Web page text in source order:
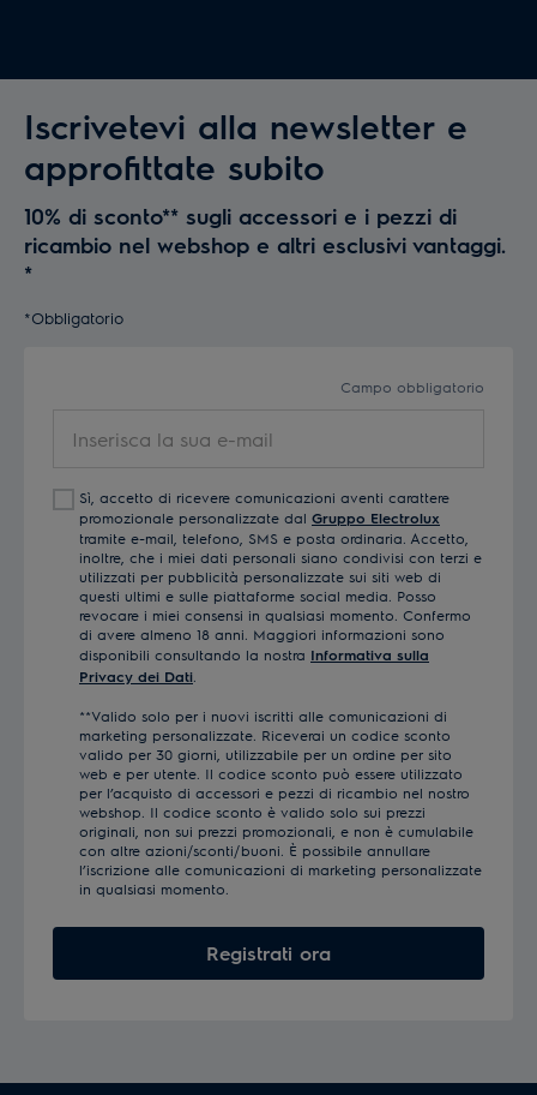
Iscrivetevi alla newsletter e
approfittate subito
10% di sconto** sugli accessori e i pezzi di
ricambio nel webshop e altri esclusivi vantaggi.
*
*Obbligatorio
Campo obbligatorio
e-
mail
Sì, accetto di ricevere comunicazioni aventi carattere
promozionale personalizzate dal Gruppo Electrolux
tramite e-mail, telefono, SMS e posta ordinaria. Accetto,
inoltre, che i miei dati personali siano condivisi con terzi e
utilizzati per pubblicità personalizzate sui siti web di
questi ultimi e sulle piattaforme social media. Posso
revocare i miei consensi in qualsiasi momento. Confermo
di avere almeno 18 anni. Maggiori informazioni sono
disponibili consultando la nostra Informativa sulla
Privacy dei Dati
**Valido solo per i nuovi iscritti alle comunicazioni di
marketing personalizzate. Riceverai un codice sconto
valido per 30 giorni, utilizzabile per un ordine per sito
web e per utente. Il codice sconto può essere utilizzato
per l’acquisto di accessori e pezzi di ricambio nel nostro
webshop. Il codice sconto è valido solo sui prezzi
originali, non sui prezzi promozionali, e non è cumulabile
con altre azioni/sconti/buoni. È possibile annullare
l’iscrizione alle comunicazioni di marketing personalizzate
in qualsiasi momento.
Registrati ora